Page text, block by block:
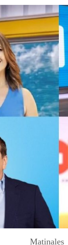
Matinales